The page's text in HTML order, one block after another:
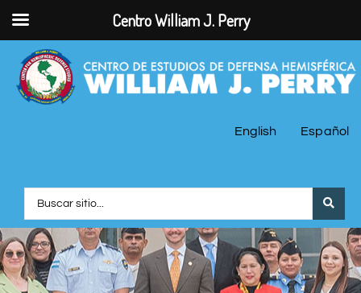
English Español
Centro William J. Perry